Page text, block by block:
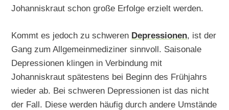
Johanniskraut schon große Erfolge erzielt werden.
Kommt es jedoch zu schweren Depressionen, ist der
Gang zum Allgemeinmediziner sinnvoll. Saisonale
Depressionen klingen in Verbindung mit
Johanniskraut spätestens bei Beginn des Frühjahrs
wieder ab. Bei schweren Depressionen ist das nicht
der Fall. Diese werden häufig durch andere Umstände